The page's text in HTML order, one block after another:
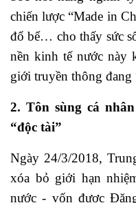
chiến lược “Made in
đổ bể… cho thấy sức
nền kinh tế nước này
giới truyền thông đang
2. Tôn sùng cá
“độc tài”
Ngày 24/3/2018,
xóa bỏ giới hạn
nước - vốn được